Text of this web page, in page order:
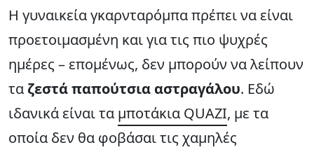
Η γυναικεία γκαρνταρόμπα πρέπει να είναι
προετοιμασμένη και για τις πιο ψυχρές
ημέρες – επομένως, δεν μπορούν να λείπουν
τα ζεστά παπούτσια αστραγάλου. Εδώ
ιδανικά είναι τα μποτάκια QUAZI, με τα
οποία δεν θα φοβάσαι τις χαμηλές